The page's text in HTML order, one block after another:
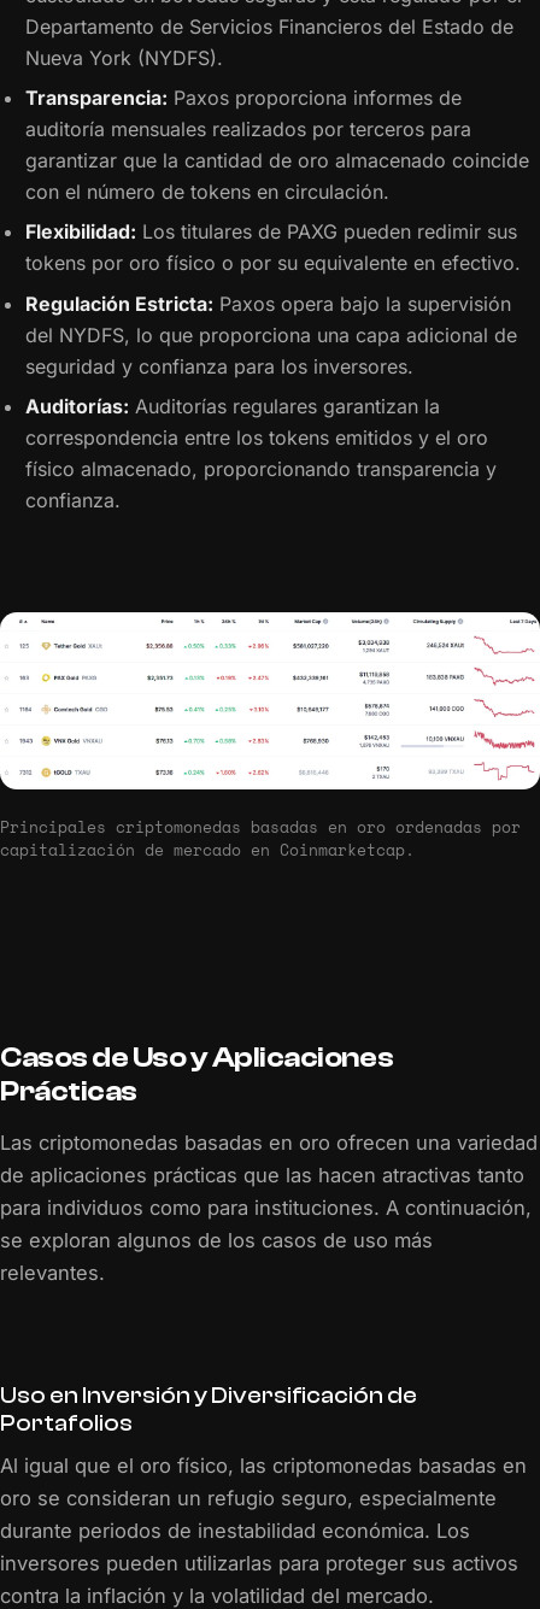
Departamento de Servicios Financieros del Estado de
Nueva York (NYDFS).
Transparencia: Paxos proporciona informes de
auditoría mensuales realizados por terceros para
garantizar que la cantidad de oro almacenado coincide
con el número de tokens en circulación.
Flexibilidad: Los titulares de PAXG pueden redimir sus
tokens por oro físico o por su equivalente en efectivo.
Regulación Estricta: Paxos opera bajo la supervisión
del NYDFS, lo que proporciona una capa adicional de
seguridad y confianza para los inversores.
Auditorías: Auditorías regulares garantizan la
correspondencia entre los tokens emitidos y el oro
físico almacenado, proporcionando transparencia y
confianza.
Principales criptomonedas basadas en oro ordenadas por
capitalización de mercado en Coinmarketcap.
Casos de Uso y Aplicaciones
Prácticas
Las criptomonedas basadas en oro ofrecen una variedad
de aplicaciones prácticas que las hacen atractivas tanto
para individuos como para instituciones. A continuación,
se exploran algunos de los casos de uso más
relevantes.
Uso en Inversión y Diversificación de
Portafolios
Al igual que el oro físico, las criptomonedas basadas en
oro se consideran un refugio seguro, especialmente
durante periodos de inestabilidad económica. Los
inversores pueden utilizarlas para proteger sus activos
contra la inflación y la volatilidad del mercado.